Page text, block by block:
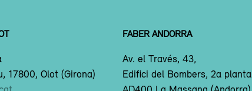
17800, Olot (Girona)
FABER ANDORRA
Av. el Través, 43,
Edifici del Bombers, 2a planta